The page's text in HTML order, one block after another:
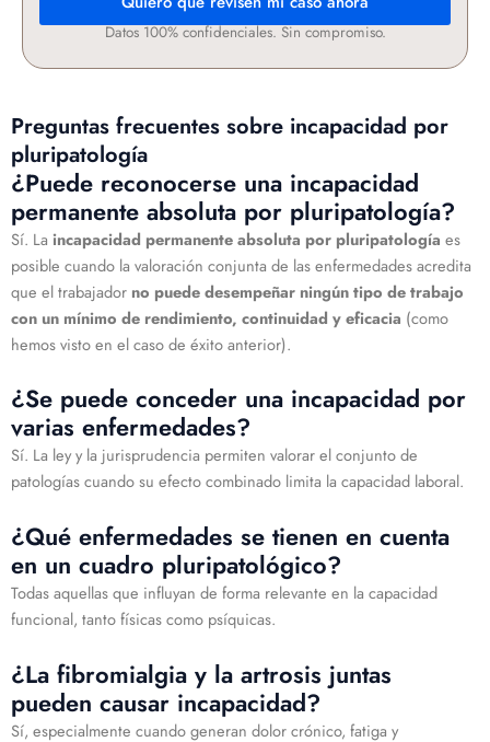
Datos 100% confidenciales. Sin compromiso.
Preguntas frecuentes sobre incapacidad por
pluripatología
¿Puede reconocerse una incapacidad
permanente absoluta por pluripatología?
Sí. La incapacidad permanente absoluta por pluripatología es
posible cuando la valoración conjunta de las enfermedades acredita
que el trabajador no puede desempeñar ningún tipo de trabajo
con un mínimo de rendimiento, continuidad y eficacia (como
hemos visto en el caso de éxito anterior).
¿Se puede conceder una incapacidad por
varias enfermedades?
Sí. La ley y la jurisprudencia permiten valorar el conjunto de
patologías cuando su efecto combinado limita la capacidad laboral.
¿Qué enfermedades se tienen en cuenta
en un cuadro pluripatológico?
Todas aquellas que influyan de forma relevante en la capacidad
funcional, tanto físicas como psíquicas.
¿La fibromialgia y la artrosis juntas
pueden causar incapacidad?
Sí, especialmente cuando generan dolor crónico, fatiga y